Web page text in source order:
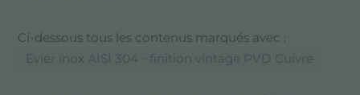
Ci-dessous tous les contenus marqués avec :
Évier inox AISI 304 - finition vintage PVD Cuivre